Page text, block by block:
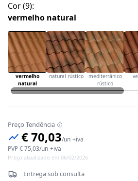
Cor(9):
vermelho natural
vermelho
natural
natural rústico
mediterrânico
rústico
Preço Tendência
€ 70,03/un +iva
PVP€ 75,03/un +iva
Preço atualizado em 06/02/2026
Entrega sob consulta